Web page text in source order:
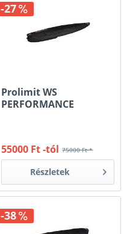
-27
Prolimit WS
PERFORMANCE
75000 Ft *
55000 Ft -tól
Részletek
-38